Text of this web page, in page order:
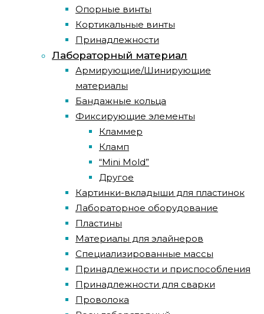
Опорные винты
Кортикальные винты
Принадлежности
Лабораторный материал
Армирующие/Шинирующие
материалы
Бандажные кольца
Фиксирующие элементы
Кламмер
Кламп
“Mini Mold”
Другое
Картинки-вкладыши для пластинок
Лабораторное оборудование
Пластины
Материалы для элайнеров
Специализированные массы
Принадлежности и приспособления
Принадлежности для сварки
Проволока